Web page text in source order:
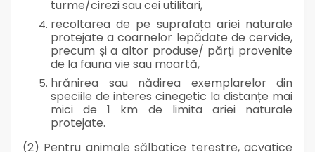
turme/cirezi sau cei utilitari,
recoltarea de pe suprafața ariei naturale
protejate a coarnelor lepădate de cervide,
precum și a altor produse/ părți provenite
de la fauna vie sau moartă,
hrănirea sau nădirea exemplarelor din
speciile de interes cinegetic la distanțe mai
mici de 1 km de limita ariei naturale
protejate.
(2) Pentru animale sălbatice terestre, acvatice